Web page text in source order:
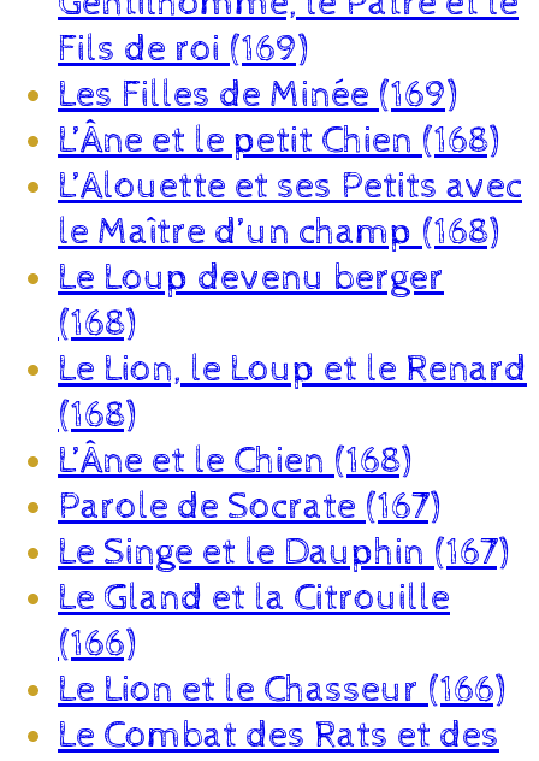
Fils de roi (169)
Les Filles de Minée (169)
L’Âne et le petit Chien (168)
L’Alouette et ses Petits avec
le Maître d’un champ (168)
Le Loup devenu berger
(168)
Le Lion, le Loup et le Renard
(168)
L’Âne et le Chien (168)
Parole de Socrate (167)
Le Singe et le Dauphin (167)
Le Gland et la Citrouille
(166)
Le Lion et le Chasseur (166)
Le Combat des Rats et des